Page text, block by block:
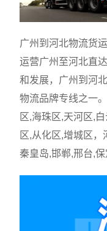
广州到河北物流货
运营广州至河北直
和发展，广州到河
物流品牌专线之一
区,海珠区,天河区,
区,从化区,增城区
秦皇岛,邯郸,邢台,保